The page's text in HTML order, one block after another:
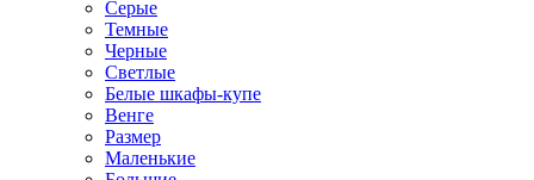
Серые
Темные
Черные
Светлые
Белые шкафы-купе
Венге
Размер
Маленькие